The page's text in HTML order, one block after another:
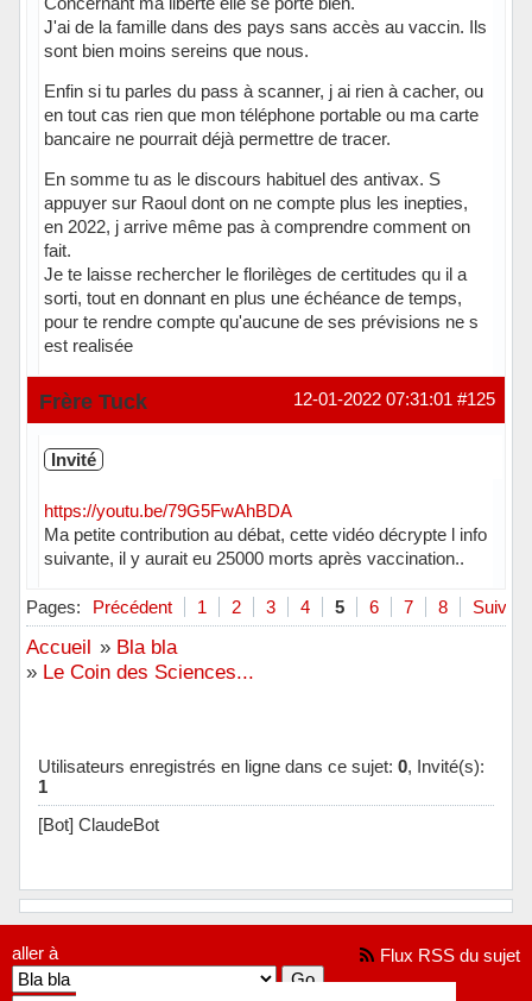
J'ai de la famille dans des pays sans accès au vaccin. Ils
sont bien moins sereins que nous.
Enfin si tu parles du pass à scanner, j ai rien à cacher, ou
en tout cas rien que mon téléphone portable ou ma carte
bancaire ne pourrait déjà permettre de tracer.
En somme tu as le discours habituel des antivax. S
appuyer sur Raoul dont on ne compte plus les inepties,
en 2022, j arrive même pas à comprendre comment on
fait.
Je te laisse rechercher le florilèges de certitudes qu il a
sorti, tout en donnant en plus une échéance de temps,
pour te rendre compte qu'aucune de ses prévisions ne s
est realisée
Hors ligne #125
12-01-2022 07:31:01
Frère Tuck
Invité
https://youtu.be/79G5FwAhBDA
Ma petite contribution au débat, cette vidéo décrypte l info
suivante, il y aurait eu 25000 morts après vaccination..
Pages: Précédent 1 2 3 4 5 6 7 8 Suivant
Accueil » Bla bla
» Le Coin des Sciences...
Utilisateurs enregistrés en ligne dans ce sujet: 0, Invité(s):
1
[Bot] ClaudeBot
aller à Flux RSS du sujet